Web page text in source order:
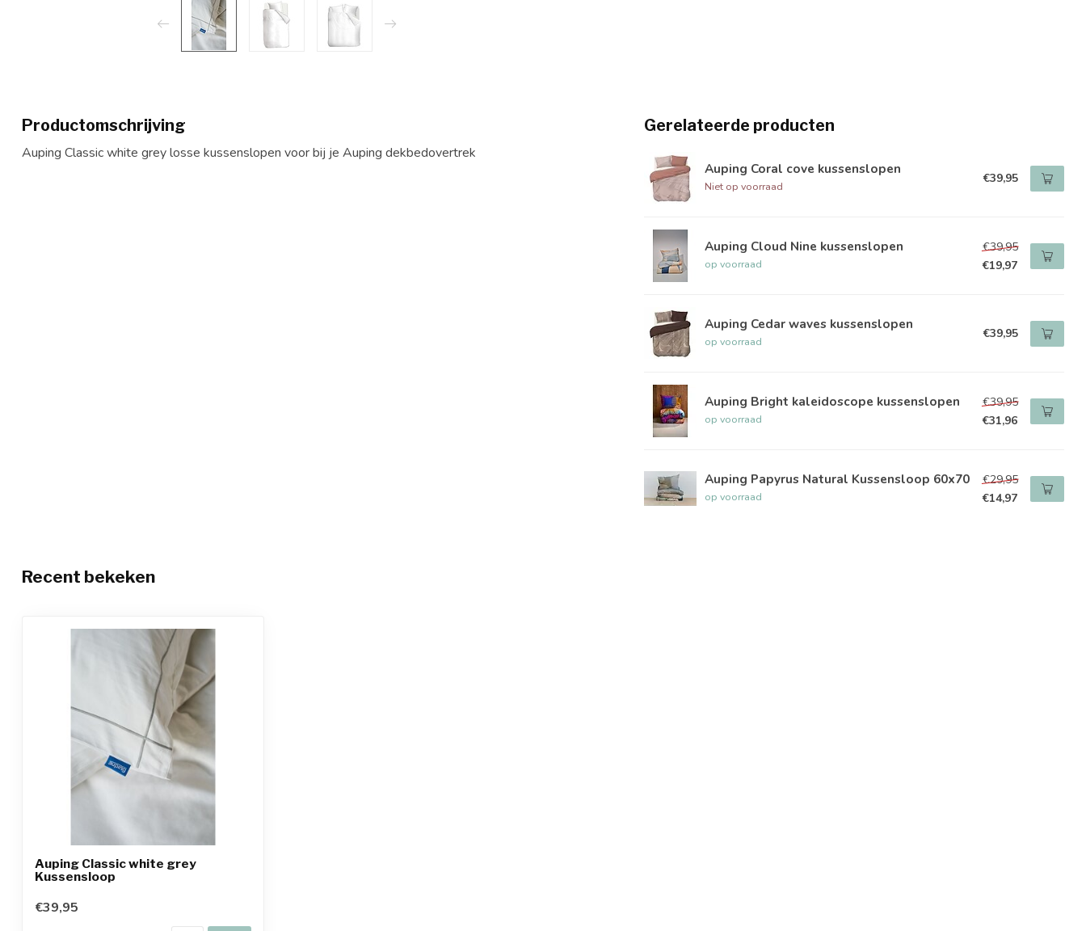
Productomschrijving
Auping Classic white grey losse kussenslopen voor bij je Auping dekbedovertrek
Gerelateerde producten
Auping Coral cove kussenslopen
Niet op voorraad €39,95
Auping Cloud Nine kussenslopen
op voorraad
€39,95
€19,97
Auping Cedar waves kussenslopen
op voorraad €39,95
Auping Bright kaleidoscope kussenslopen
op voorraad
€39,95
€31,96
Auping Papyrus Natural Kussensloop 60x70
op voorraad
€29,95
€14,97
Recent bekeken
Auping Classic white grey
Kussensloop
€39,95